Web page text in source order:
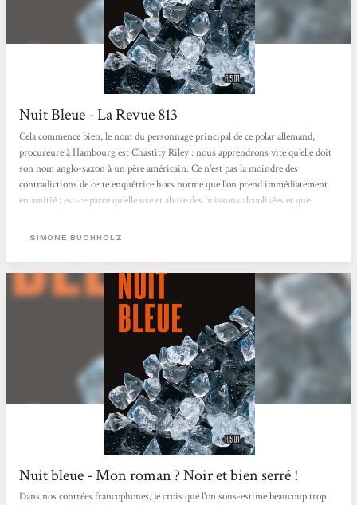
Nuit Bleue - La Revue 813
Cela commence bien, le nom du personnage principal de ce polar allemand,
procureure à Hambourg est Chastity Riley : nous apprendrons vite qu'elle doit
son nom anglo-saxon à un père américain. Ce n'est pas la moindre des
contradictions de cette enquêtrice hors norme que l'on prend immédiatement
en amitié ; est-ce parce qu'elle use et abuse des boissons alcoolisées et que
vraiment la gueule de bois le lendemain matin ?Ou bien encore parce qu'elle
SIMONE BUCHHOLZ
Nuit bleue - Mon roman ? Noir et bien serré !
Dans nos contrées francophones, je crois que l'on sous-estime beaucoup trop